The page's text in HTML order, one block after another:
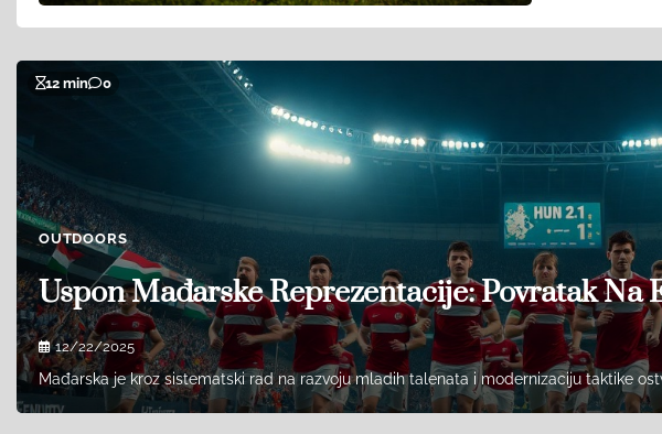
12 min 0
OUTDOORS
Uspon Mađarske Reprezentacije: Povratak
12/22/2025
Mađarska je kroz sistematski rad na razvoju mladih talenata i modernizaciju taktike